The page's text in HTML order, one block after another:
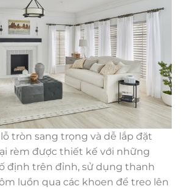
tròn sang trọng và dễ lắp đặt
rèm được thiết kế với những
định trên đỉnh, sử dụng thanh
luồn qua các khoen để treo lên